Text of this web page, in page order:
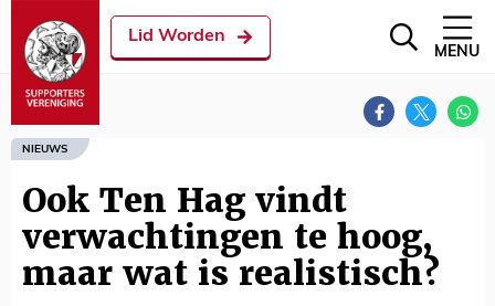
Lid Worden
MENU
NIEUWS
Ook Ten Hag vindt
verwachtingen te hoog,
maar wat is realistisch?